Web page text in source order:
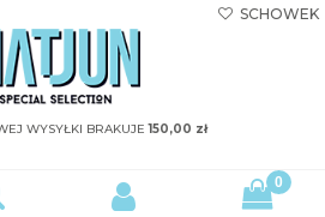
 SCHOWEK
WYSYŁKI BRAKUJE150,00 zł